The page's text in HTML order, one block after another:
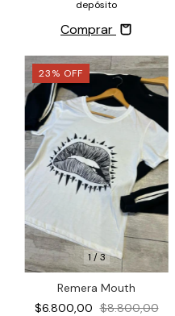
depósito
Comprar
1 /3
23% OFF
Remera Mouth
$6.800,00 $8.800,00